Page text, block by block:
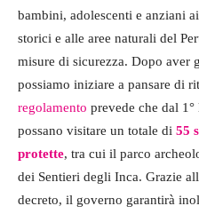
bambini, adolescenti e anziani
storici e alle aree naturali del
misure di sicurezza. Dopo aver
possiamo iniziare a pansare di
regolamento prevede che dal
possano visitare un totale di 55
protette, tra cui il parco
dei Sentieri degli Inca. Grazie
decreto, il governo garantirà